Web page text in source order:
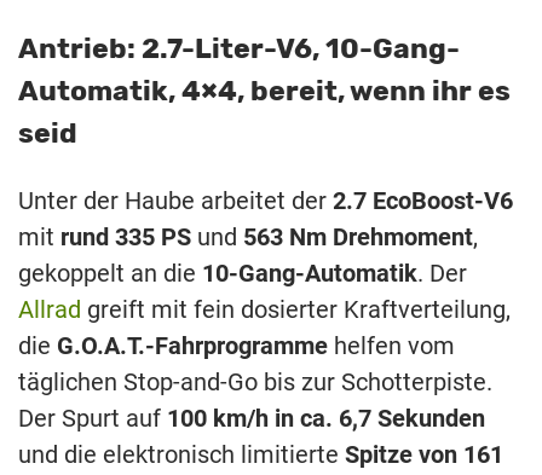
Antrieb: 2.7-Liter-V6, 10-Gang-
Automatik, 4×4, bereit, wenn ihr es
seid
Unter der Haube arbeitet der 2.7 EcoBoost-V6
mit rund 335 PS und 563 Nm Drehmoment,
gekoppelt an die 10-Gang-Automatik. Der
Allrad greift mit fein dosierter Kraftverteilung,
die G.O.A.T.-Fahrprogramme helfen vom
täglichen Stop-and-Go bis zur Schotterpiste.
Der Spurt auf 100 km/h in ca. 6,7 Sekunden
und die elektronisch limitierte Spitze von 161